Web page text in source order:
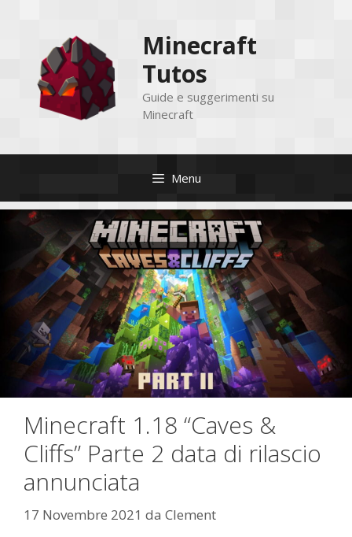
contenuto
Minecraft
Tutos
Guide e suggerimenti su
Minecraft
Menu
Minecraft 1.18 “Caves &
Cliffs” Parte 2 data di rilascio
annunciata
17 Novembre 2021 da Clement